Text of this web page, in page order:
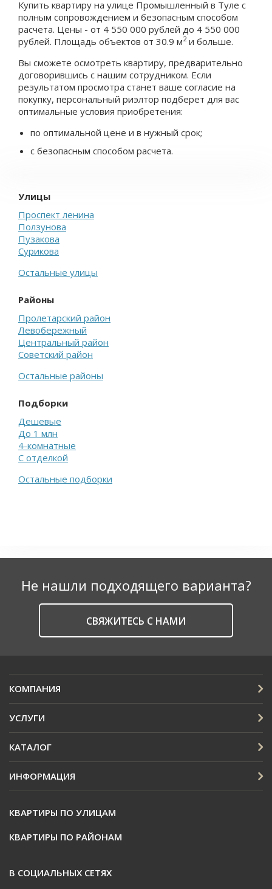
Купить квартиру на улице Промышленный в Туле с
полным сопровождением и безопасным способом
расчета. Цены - от 4 550 000 рублей до 4 550 000
рублей. Площадь объектов от 30.9 м2и больше.
Вы сможете осмотреть квартиру, предварительно
договорившись с нашим сотрудником. Если
результатом просмотра станет ваше согласие на
покупку, персональный риэлтор подберет для вас
оптимальные условия приобретения:
по оптимальной цене и в нужный срок;
с безопасным способом расчета.
Улицы
Проспект ленина
Ползунова
Пузакова
Сурикова
Остальные улицы
Районы
Пролетарский район
Левобережный
Центральный район
Советский район
Остальные районы
Подборки
Дешевые
До 1 млн
4-комнатные
С отделкой
Остальные подборки
Не нашли подходящего варианта?
CВЯЖИТЕСЬ С НАМИ
КОМПАНИЯ
УСЛУГИ
КАТАЛОГ
ИНФОРМАЦИЯ
КВАРТИРЫ ПО УЛИЦАМ
КВАРТИРЫ ПО РАЙОНАМ
В СОЦИАЛЬНЫХ СЕТЯХ